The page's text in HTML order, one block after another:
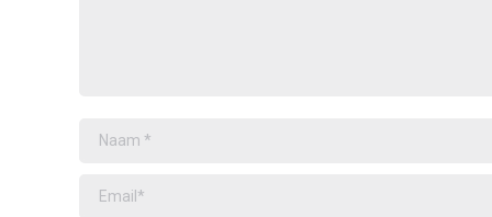
Naam *
Email *